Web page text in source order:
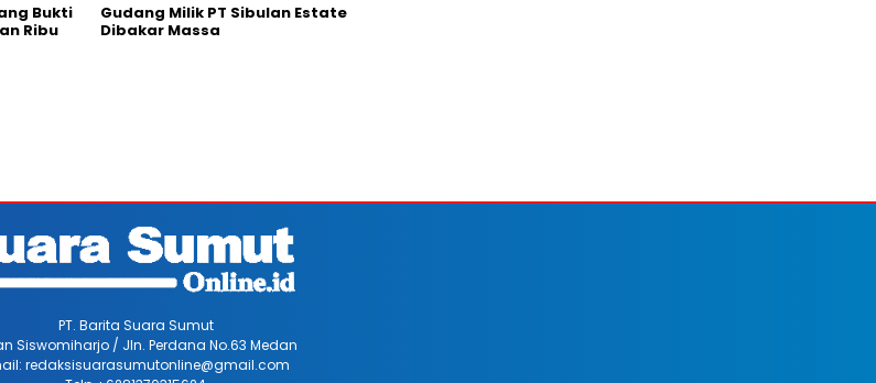
Bukti
Ribu
Gudang Milik PT Sibulan Estate
Dibakar Massa
PT. Barita Suara Sumut
Siswomiharjo / Jln. Perdana No.63 Medan
redaksisuarasumutonline@gmail.com